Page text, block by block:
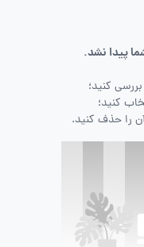
پیدا نشد.
کنید؛
کنید؛
آن را حذف کنید.